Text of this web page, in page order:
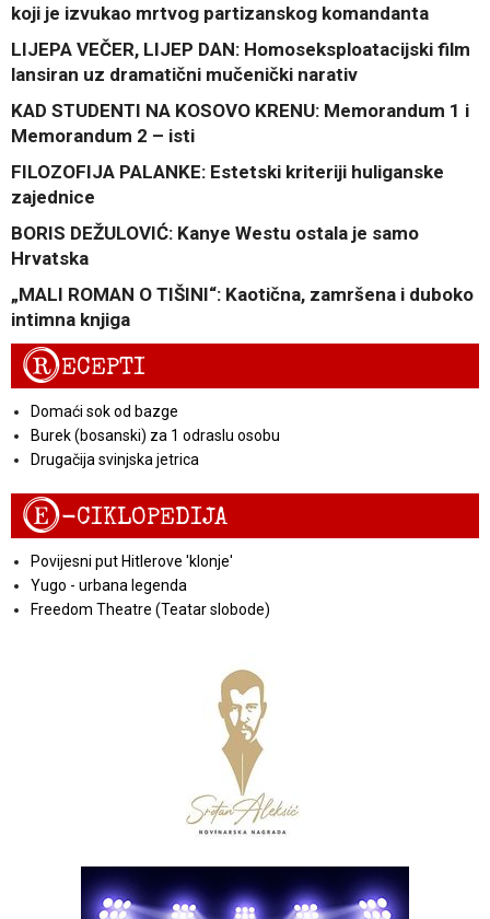
koji je izvukao mrtvog partizanskog komandanta
LIJEPA VEČER, LIJEP DAN: Homoseksploatacijski film
lansiran uz dramatični mučenički narativ
KAD STUDENTI NA KOSOVO KRENU: Memorandum 1 i
Memorandum 2 – isti
FILOZOFIJA PALANKE: Estetski kriteriji huliganske
zajednice
BORIS DEŽULOVIĆ: Kanye Westu ostala je samo
Hrvatska
„MALI ROMAN O TIŠINI“: Kaotična, zamršena i duboko
intimna knjiga
RECEPTI
Domaći sok od bazge
Burek (bosanski) za 1 odraslu osobu
Drugačija svinjska jetrica
E-CIKLOPEDIJA
Povijesni put Hitlerove 'klonje'
Yugo - urbana legenda
Freedom Theatre (Teatar slobode)